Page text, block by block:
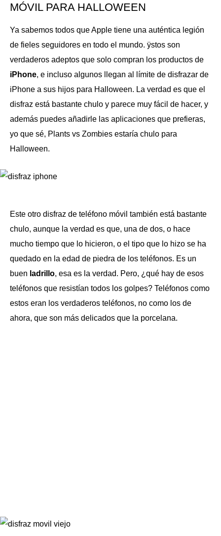
MÓVIL PARA HALLOWEEN
Ya sabemos todos que Apple tiene una auténtica legión
de fieles seguidores en todo el mundo. ÿstos son
verdaderos adeptos que solo compran los productos de
iPhone, e incluso algunos llegan al límite de disfrazar de
iPhone a sus hijos para Halloween. La verdad es que el
disfraz está bastante chulo y parece muy fácil de hacer, y
además puedes añadirle las aplicaciones que prefieras,
yo que sé, Plants vs Zombies estaría chulo para
Halloween.
Este otro disfraz de teléfono móvil también está bastante
chulo, aunque la verdad es que, una de dos, o hace
mucho tiempo que lo hicieron, o el tipo que lo hizo se ha
quedado en la edad de piedra de los teléfonos. Es un
buen ladrillo, esa es la verdad. Pero, ¿qué hay de esos
teléfonos que resistían todos los golpes? Teléfonos como
estos eran los verdaderos teléfonos, no como los de
ahora, que son más delicados que la porcelana.